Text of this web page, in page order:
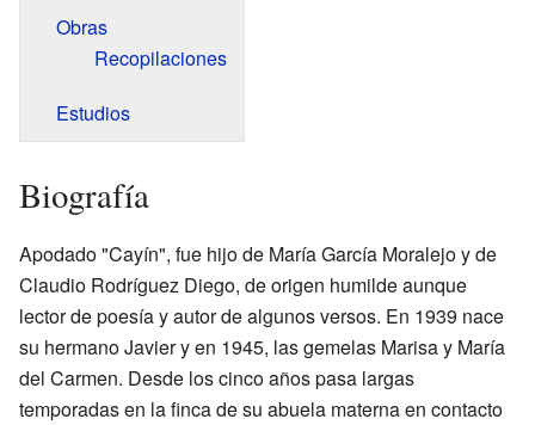
Obras
Recopilaciones
Estudios
Biografía
Apodado "Cayín", fue hijo de María García Moralejo y de
Claudio Rodríguez Diego, de origen humilde aunque
lector de poesía y autor de algunos versos. En 1939 nace
su hermano Javier y en 1945, las gemelas Marisa y María
del Carmen. Desde los cinco años pasa largas
temporadas en la finca de su abuela materna en contacto